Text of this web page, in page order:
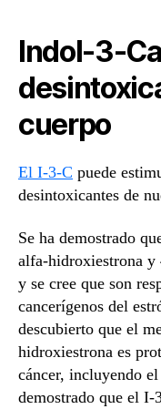
Indol-3-
cuerpo
El I-3-C puede
desintoxicantes de
Se ha demostrado
alfa-hidroxiestrona y
y se cree que son
cancerígenos del
descubierto que el
hidroxiestrona es
cáncer, incluyendo
demostrado que el I-